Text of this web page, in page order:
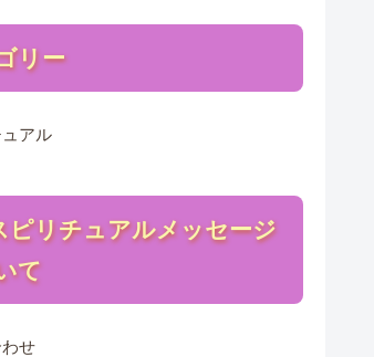
リー
アル
ピリチュアルメッセージ
て
せ